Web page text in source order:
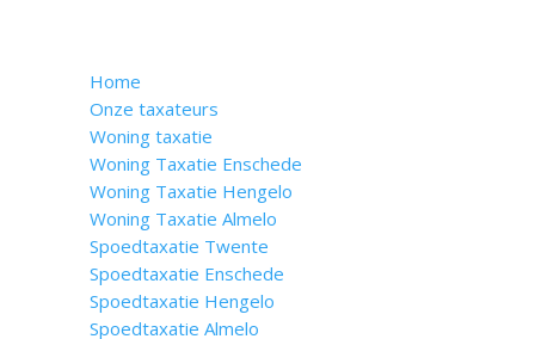
Home
Onze taxateurs
Woning taxatie
Woning Taxatie Enschede
Woning Taxatie Hengelo
Woning Taxatie Almelo
Spoedtaxatie Twente
Spoedtaxatie Enschede
Spoedtaxatie Hengelo
Spoedtaxatie Almelo